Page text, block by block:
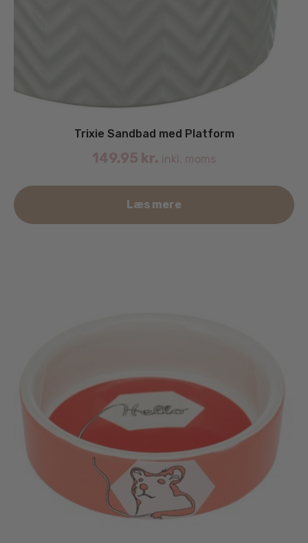
Trixie Sandbad med Platform
149.95 kr. inkl. moms
Læs mere